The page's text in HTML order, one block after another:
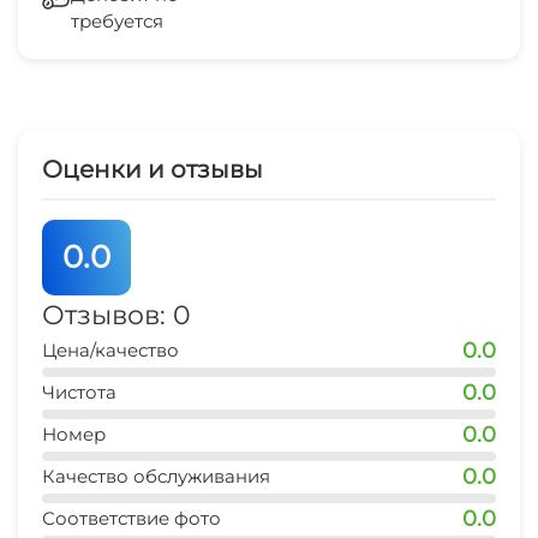
рынок
10 мин
5 мин
аптека
центр
Зеленый двор
требуется
Оценки и отзывы
0.0
Отзывов: 0
Цена/качество 0.0
Чистота 0.0
Номер 0.0
Качество обслуживания 0.0
Соответствие фото 0.0